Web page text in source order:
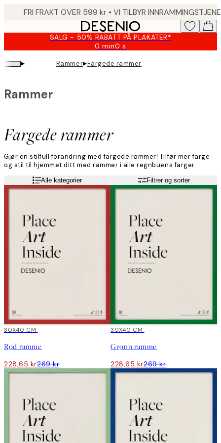
SALG - 50% RABATT PÅ PLAKATER*
0 min0 s
Gyldig
og
▸ Rammer▸Fargede rammer
Fargede rammer
Rammer
Gjør en stilfull forandring med fargede rammer! Tilfør mer farge
og stil til hjemmet ditt med rammer i alle regnbuens farger.
Alle kategorier Filtrer og sorter
15%*
30X40 CM
Rød ramme
228,65 kr269 kr
15%*
30X40 CM
Grønn ramme
228,65 kr269 kr